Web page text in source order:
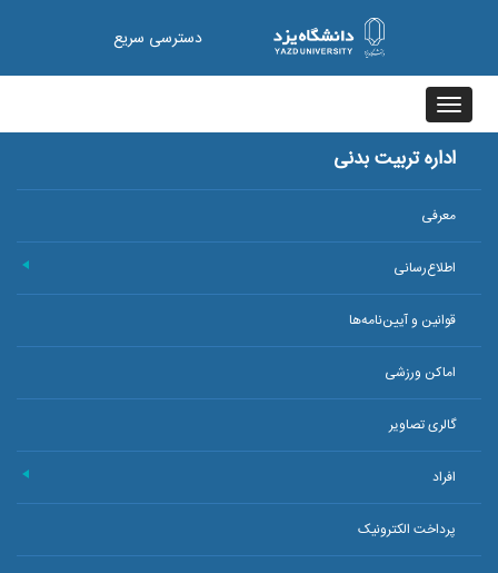
دسترسی سریع
Toggle
navigation
اداره تربیت بدنی
معرفی
اطلاع‌رسانی
قوانین و آیین‌نامه‌ها
اماکن ورزشی
گالری تصاویر
افراد
پرداخت الکترونیک